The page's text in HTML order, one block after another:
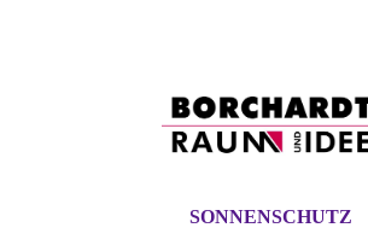
SONNENSCHUTZ